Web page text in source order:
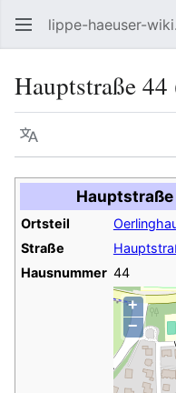
lippe-haeuser-
Hauptstraße
Sprache
Ortsteil
Straße
Hausnummer 44
+
−